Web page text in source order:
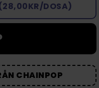
DOSA)
CHAINPOP